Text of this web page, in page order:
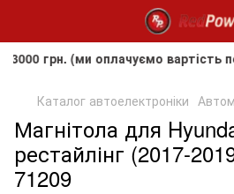
оплачуємо вартість
Каталог автоелектроніки
Магнітола для
рестайлінг (2017-
71209